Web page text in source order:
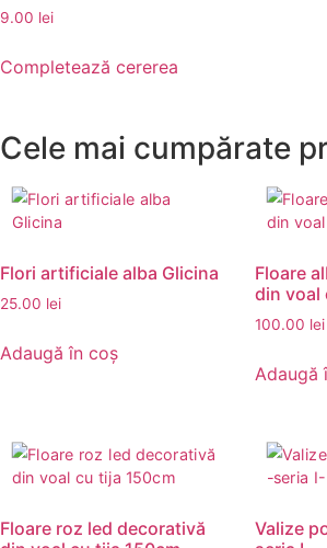
9.00 lei
Completează cererea
Cele mai cumpărate
Flori artificiale alba Glicina
25.00 lei
Adaugă în coș
Floare
din voal
100.00 lei
Adaugă
Floare roz led decorativă
Valize